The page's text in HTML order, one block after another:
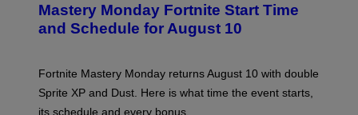
E
S
T
E
P
Mastery Monday Fortnite Start Time
and Schedule for August 10
Fortnite Mastery Monday returns August 10 with double
Sprite XP and Dust. Here is what time the event starts,
its schedule and every bonus.